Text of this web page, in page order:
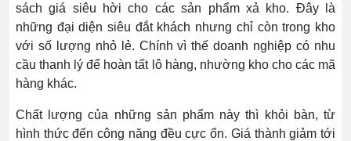
sách giá siêu hời cho các sản phẩm xả kho. Đây là
những đại diện siêu đắt khách nhưng chỉ còn trong kho
với số lượng nhỏ lẻ. Chính vì thế doanh nghiệp có nhu
cầu thanh lý để hoàn tất lô hàng, nhường kho cho các mã
hàng khác.
Chất lượng của những sản phẩm này thì khỏi bàn, từ
hình thức đến công năng đều cực ổn. Giá thành giảm tới